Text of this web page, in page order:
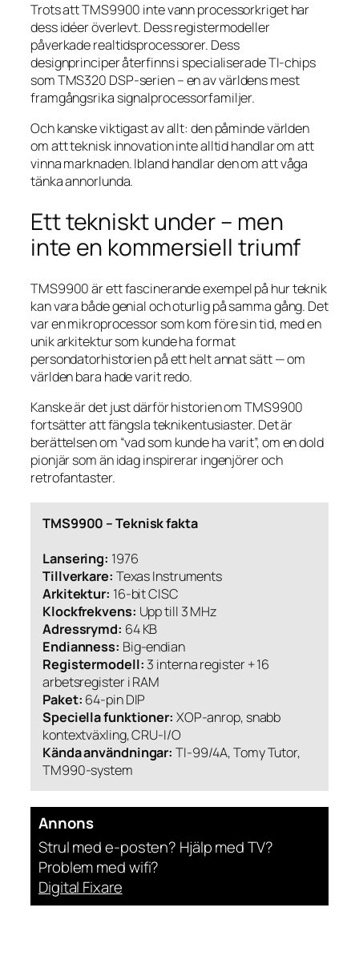
Trots att TMS9900 inte vann processorkriget har
dess idéer överlevt. Dess registermodeller
påverkade realtidsprocessorer. Dess
designprinciper återfinns i specialiserade TI-chips
som TMS320 DSP-serien – en av världens mest
framgångsrika signalprocessorfamiljer.
Och kanske viktigast av allt: den påminde världen
om att teknisk innovation inte alltid handlar om att
vinna marknaden. Ibland handlar den om att våga
tänka annorlunda.
Ett tekniskt under – men
inte en kommersiell triumf
TMS9900 är ett fascinerande exempel på hur teknik
kan vara både genial och oturlig på samma gång. Det
var en mikroprocessor som kom före sin tid, med en
unik arkitektur som kunde ha format
persondatorhistorien på ett helt annat sätt — om
världen bara hade varit redo.
Kanske är det just därför historien om TMS9900
fortsätter att fängsla teknikentusiaster. Det är
berättelsen om “vad som kunde ha varit”, om en dold
pionjär som än idag inspirerar ingenjörer och
retrofantaster.
TMS9900 – Teknisk fakta
Lansering: 1976
Tillverkare: Texas Instruments
Arkitektur: 16-bit CISC
Klockfrekvens: Upp till 3 MHz
Adressrymd: 64 KB
Endianness: Big-endian
Registermodell: 3 interna register + 16
arbetsregister i RAM
Paket: 64-pin DIP
Speciella funktioner: XOP-anrop, snabb
kontextväxling, CRU-I/O
Kända användningar: TI-99/4A, Tomy Tutor,
TM990-system
Annons
Strul med e-posten? Hjälp med TV?
Problem med wifi?
Digital Fixare